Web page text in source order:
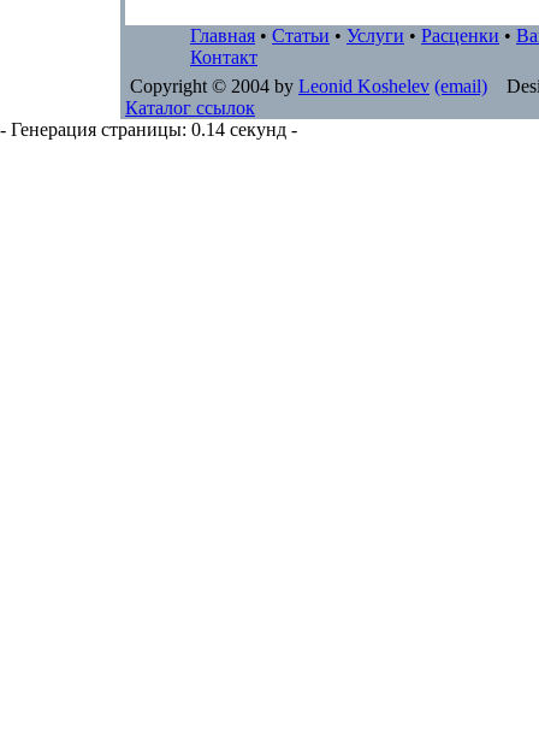
Главная • Статьи • Услуги • Расценки •
Контакт
Copyright © 2004 by Leonid Koshelev (email)
Каталог ссылок
- Генерация страницы: 0.14 секунд -